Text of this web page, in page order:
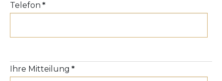
Telefon *
Ihre Mitteilung *